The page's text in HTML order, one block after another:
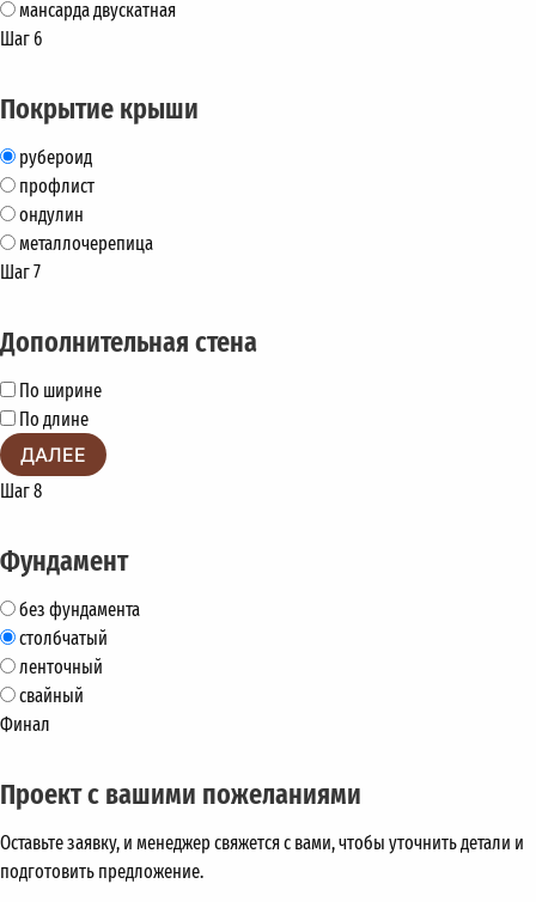
мансарда двускатная
Шаг 6
Покрытие крыши
рубероид
профлист
ондулин
металлочерепица
Шаг 7
Дополнительная стена
По ширине
По длине
ДАЛЕЕ
Шаг 8
Фундамент
без фундамента
столбчатый
ленточный
свайный
Финал
Проект с вашими пожеланиями
Оставьте заявку, и менеджер свяжется с вами, чтобы уточнить детали и
подготовить предложение.